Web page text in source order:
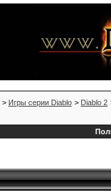
> Игры серии Diablo > Diablo 2